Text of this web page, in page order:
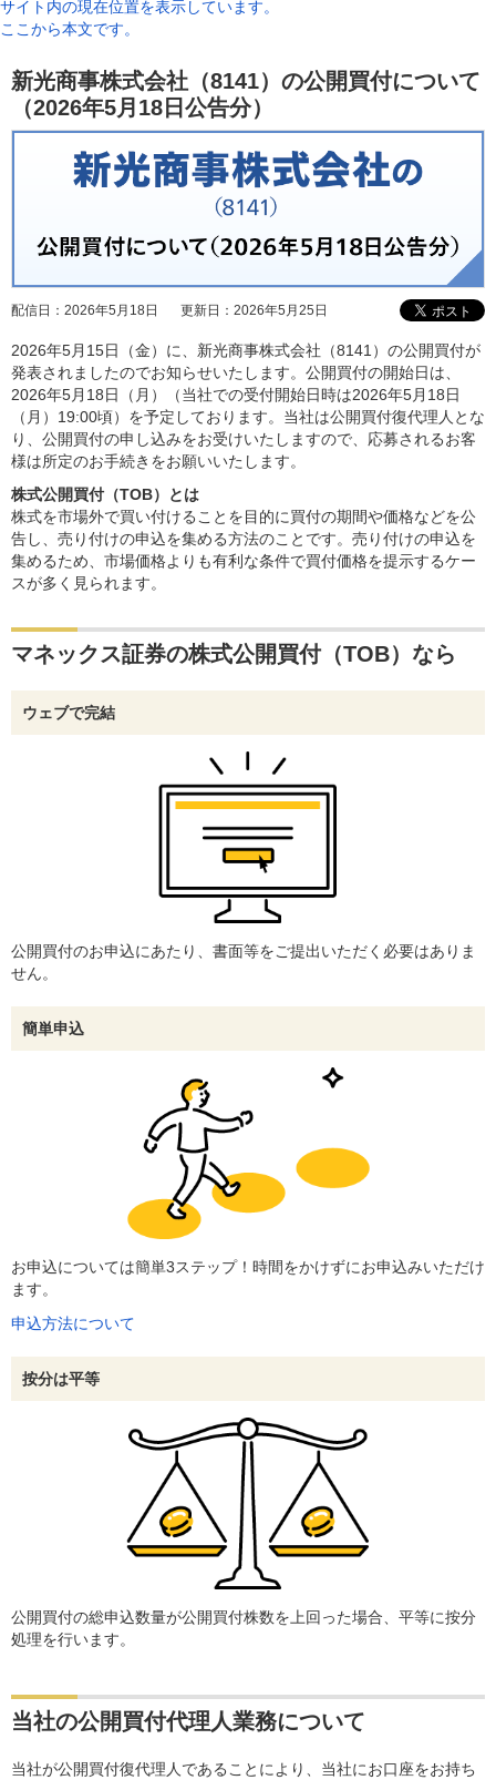
サイト内の現在位置を表示しています。
ここから本文です。
新光商事株式会社（8141）の公開買付について
（2026年5月18日公告分）
配信日： 2026年5月18日 更新日： 2026年5月25日
2026年5月15日（金）に、新光商事株式会社（8141）の公開買付が
発表されましたのでお知らせいたします。公開買付の開始日は、
2026年5月18日（月）（当社での受付開始日時は2026年5月18日
（月）19:00頃）を予定しております。当社は公開買付復代理人とな
り、公開買付の申し込みをお受けいたしますので、応募されるお客
様は所定のお手続きをお願いいたします。
株式公開買付（TOB）とは
株式を市場外で買い付けることを目的に買付の期間や価格などを公
告し、売り付けの申込を集める方法のことです。売り付けの申込を
集めるため、市場価格よりも有利な条件で買付価格を提示するケー
スが多く見られます。
マネックス証券の株式公開買付（TOB）なら
ウェブで完結
公開買付のお申込にあたり、書面等をご提出いただく必要はありま
せん。
簡単申込
お申込については簡単3ステップ！時間をかけずにお申込みいただけ
ます。
申込方法について
按分は平等
公開買付の総申込数量が公開買付株数を上回った場合、平等に按分
処理を行います。
当社の公開買付代理人業務について
当社が公開買付復代理人であることにより、当社にお口座をお持ち